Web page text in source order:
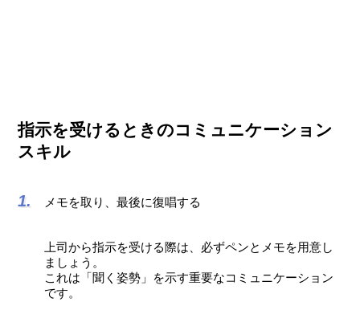
指示を受けるときのコミュニケーション
スキル
メモを取り、最後に復唱する
上司から指示を受ける際は、必ずペンとメモを用意し
ましょう。
これは「聞く姿勢」を示す重要なコミュニケーション
です。